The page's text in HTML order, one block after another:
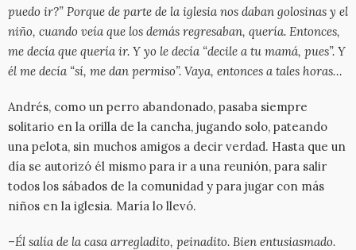
puedo ir?” Porque de parte de la iglesia nos daban golosinas y el
niño, cuando veía que los demás regresaban, quería. Entonces,
me decía que quería ir. Y yo le decía “decile a tu mamá, pues”. Y
él me decía “sí, me dan permiso”. Vaya, entonces a tales horas…
Andrés, como un perro abandonado, pasaba siempre
solitario en la orilla de la cancha, jugando solo, pateando
una pelota, sin muchos amigos a decir verdad. Hasta que un
día se autorizó él mismo para ir a una reunión, para salir
todos los sábados de la comunidad y para jugar con más
niños en la iglesia. María lo llevó.
–Él salía de la casa arregladito, peinadito. Bien entusiasmado.